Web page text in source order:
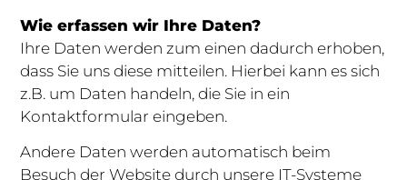
Wie erfassen wir Ihre Daten?
Ihre Daten werden zum einen dadurch erhoben,
dass Sie uns diese mitteilen. Hierbei kann es sich
z.B. um Daten handeln, die Sie in ein
Kontaktformular eingeben.
Andere Daten werden automatisch beim
Besuch der Website durch unsere IT-Systeme